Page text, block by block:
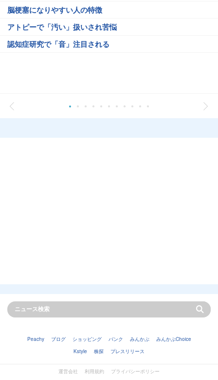
脳梗塞になりやすい人の特徴
アトピーで「汚い」扱いされ苦悩
認知症研究で「音」注目される
Peachy ブログ ショッピング バンク みんかぶ
みんかぶChoice
Kstyle
株探 プレスリリース
運営会社 利用規約
プライバシーポリシー